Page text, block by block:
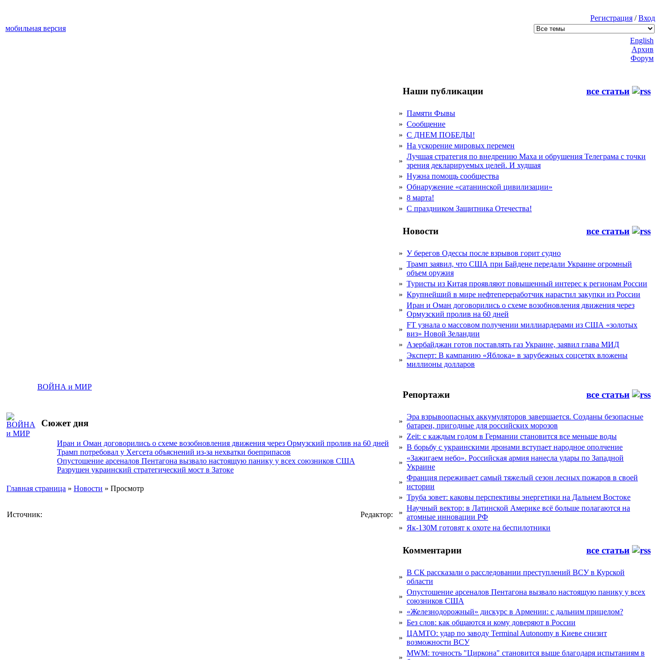
Регистрация /Вход
мобильная версия
ВОЙНА и МИР
Сюжет дня
Иран и Оман договорились о схеме возобновления движения через Ормузский пролив на 60 дней
Трамп потребовал у Хегсета объяснений из-за нехватки боеприпасов
Опустошение арсеналов Пентагона вызвало настоящую панику у всех союзников США
Разрушен украинский стратегический мост в Затоке
Главная страница » Новости » Просмотр
Источник: Редактор:
English
Архив
Форум
Наши публикации все статьи
» Памяти Фывы
» Сообщение
» С ДНЕМ ПОБЕДЫ!
» На ускорение мировых перемен
»
Лучшая стратегия по внедрению Маха и обрушения Телеграма с точки
зрения декларируемых целей. И худшая
» Нужна помощь сообщества
» Обнаружение «сатанинской цивилизации»
» 8 марта!
» С праздником Защитника Отечества!
Новости все статьи
» У берегов Одессы после взрывов горит судно
»
Трамп заявил, что США при Байдене передали Украине огромный
объем оружия
» Туристы из Китая проявляют повышенный интерес к регионам России
» Крупнейший в мире нефтепереработчик нарастил закупки из России
»
Иран и Оман договорились о схеме возобновления движения через
Ормузский пролив на 60 дней
»
FT узнала о массовом получении миллиардерами из США «золотых
виз» Новой Зеландии
» Азербайджан готов поставлять газ Украине, заявил глава МИД
»
Эксперт: В кампанию «Яблока» в зарубежных соцсетях вложены
миллионы долларов
Репортажи все статьи
»
Эра взрывоопасных аккумуляторов завершается. Созданы безопасные
батареи, пригодные для российских морозов
» Zeit: с каждым годом в Германии становится все меньше воды
» В борьбу с украинскими дронами вступает народное ополчение
»
«Зажигаем небо». Российская армия нанесла удары по Западной
Украине
»
Франция переживает самый тяжелый сезон лесных пожаров в своей
истории
» Труба зовет: каковы перспективы энергетики на Дальнем Востоке
»
Научный вектор: в Латинской Америке всё больше полагаются на
атомные инновации РФ
» Як-130М готовят к охоте на беспилотники
Комментарии все статьи
»
В СК рассказали о расследовании преступлений ВСУ в Курской
области
»
Опустошение арсеналов Пентагона вызвало настоящую панику у всех
союзников США
» «Железнодорожный» дискурс в Армении: с дальним прицелом?
» Без слов: как общаются и кому доверяют в России
»
ЦАМТО: удар по заводу Terminal Autonomy в Киеве снизит
возможности ВСУ
»
MWM: точность "Циркона" становится выше благодаря испытаниям в